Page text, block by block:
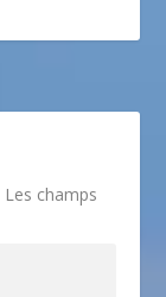
Les champs